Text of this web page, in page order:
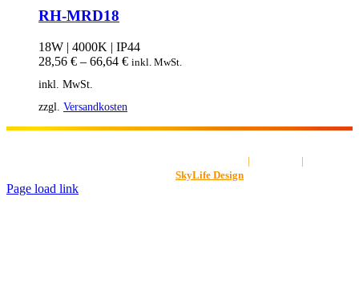
RH-MRD18
18W | 4000K | IP44
28,56 € – 66,64 € inkl. MwSt.
inkl. MwSt.
zzgl. Versandkosten
| |
SkyLife Design
Page load link